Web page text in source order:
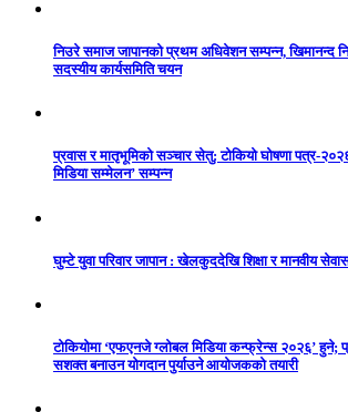
निउरे समाज जापानको प्रथम अधिवेशन सम्पन्न, खिमानन्द
सदस्यीय कार्यसमिति चयन
प्रवास र मातृभूमिको सञ्चार सेतु: टोकियो घोषणा पत्र-
मिडिया सम्मेलन’ सम्पन्न
घुम्टे युवा परिवार जापान : खेलकुददेखि शिक्षा र मानवीय
टोकियोमा ‘एफएनजे ग्लोबल मिडिया कन्फ्रेन्स २०२६’ हुने;
सशक्त बनाउन योगदान पुर्याउने आयोजकको तयारी